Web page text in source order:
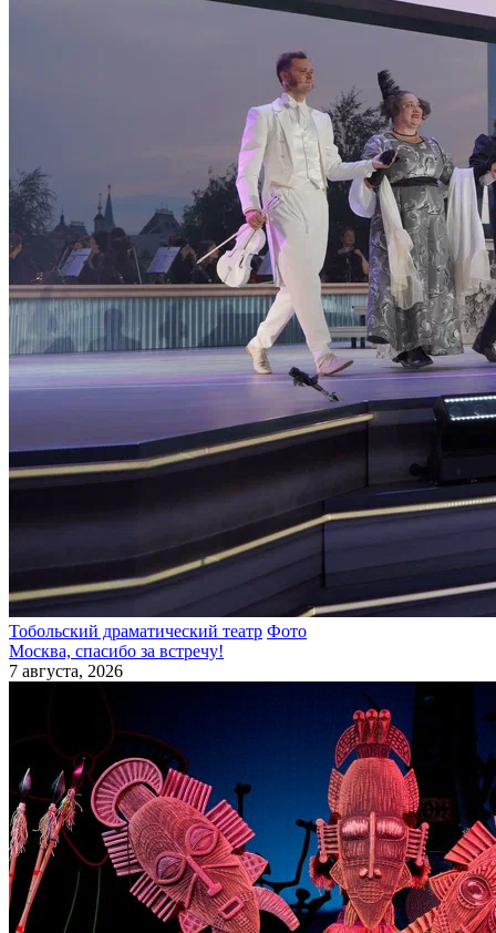
Тобольский драматический театр Фото
Москва, спасибо за встречу!
7 августа, 2026